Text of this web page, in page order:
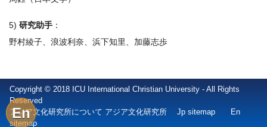
En
5) 研究助手 ：
野村綾子、浪波利奈、浜下知里、加藤志歩
Copyright © 2018 ICU International Christian University - All Rights
Reserved
アジア文化研究所について アジア文化研究所 Jp sitemap
En
sitemap